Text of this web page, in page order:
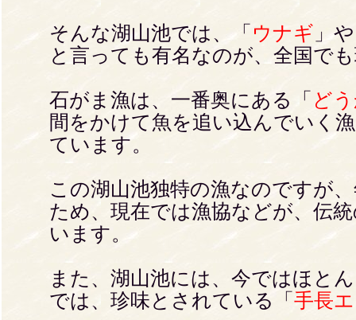
そんな湖山池では、「 ウナギ 」
と言っても有名なのが、全国で
石がま漁は、一番奥にある「 ど
間をかけて魚を追い込んでいく
ています。
この湖山池独特の漁なのですが
ため、現在では漁協などが、伝
います。
また、湖山池には、今ではほと
では、珍味とされている「 手長